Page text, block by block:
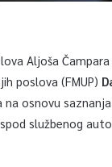
Aljoša
poslova (FMUP)
na osnovu
službenog